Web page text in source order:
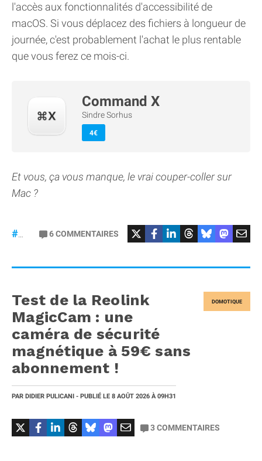
l'accès aux fonctionnalités d'accessibilité de
macOS. Si vous déplacez des fichiers à longueur de
journée, c'est probablement l'achat le plus rentable
que vous ferez ce mois-ci.
Command X
Sindre Sorhus
4€
Et vous, ça vous manque, le vrai couper-coller sur
Mac ?
#macOS 6COMMENTAIRES
DOMOTIQUE
Test de la Reolink
MagicCam : une
caméra de sécurité
magnétique à 59€ sans
abonnement !
PAR DIDIER PULICANI - PUBLIÉ LE 8 AOÛT 2026 À 09H31
3COMMENTAIRES